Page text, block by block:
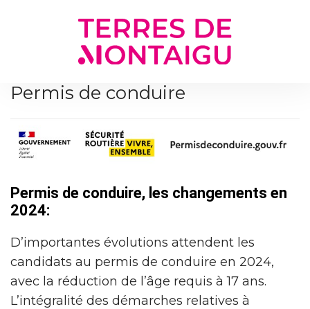
Permis de conduire
Permis de conduire, les changements en
2024:
D’importantes évolutions attendent les
candidats au permis de conduire en 2024,
avec la réduction de l’âge requis à 17 ans.
L’intégralité des démarches relatives à